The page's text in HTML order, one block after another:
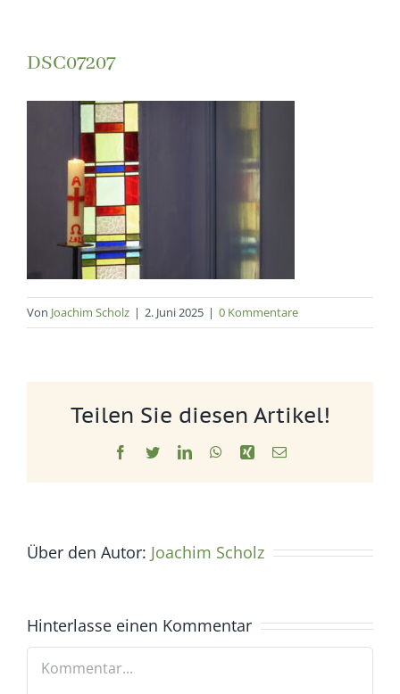
DSC07207
Von Joachim Scholz | 2. Juni 2025 | 0 Kommentare
Teilen Sie diesen Artikel!
Facebook
TwitterLinkedInWhatsApp
Xing E-
Über den Autor: Joachim Scholz
Hinterlasse einen Kommentar
Kommentar